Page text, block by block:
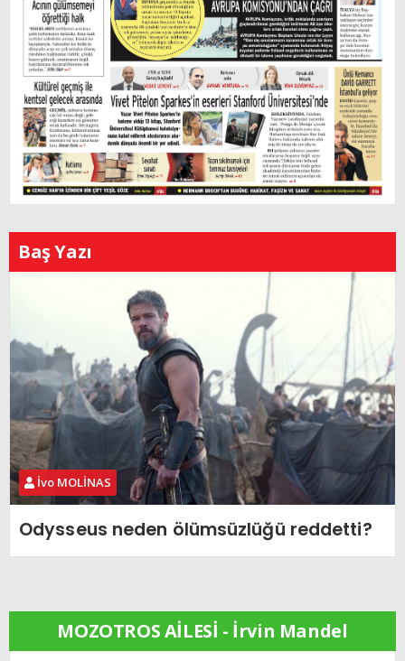
Baş Yazı
İvo MOLİNAS
Odysseus neden ölümsüzlüğü reddetti?
MOZOTROS AİLESİ - İrvin Mandel